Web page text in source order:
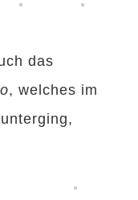
das
, welches im